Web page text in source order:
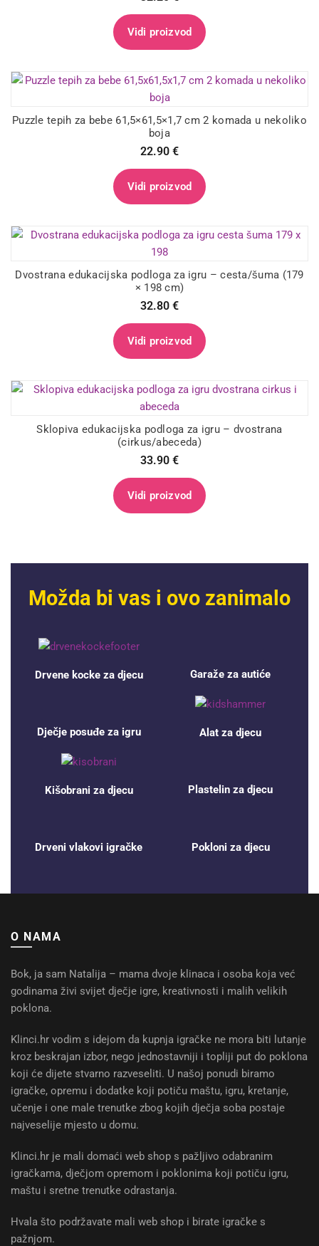
Vidi proizvod
Puzzle tepih za bebe 61,5×61,5×1,7 cm 2 komada u nekoliko
boja
22.90 €
Vidi proizvod
Dvostrana edukacijska podloga za igru – cesta/šuma (179
× 198 cm)
32.80 €
Vidi proizvod
Sklopiva edukacijska podloga za igru – dvostrana
(cirkus/abeceda)
33.90 €
Vidi proizvod
Možda bi vas i ovo zanimalo
Drvene kocke za djecu Garaže za autiće
Dječje posuđe za igru Alat za djecu
Kišobrani za djecu Plastelin za djecu
Drveni vlakovi igračke Pokloni za djecu
O NAMA
Bok, ja sam Natalija – mama dvoje klinaca i osoba koja već
godinama živi svijet dječje igre, kreativnosti i malih velikih
poklona.
Klinci.hr vodim s idejom da kupnja igračke ne mora biti lutanje
kroz beskrajan izbor, nego jednostavniji i topliji put do poklona
koji će dijete stvarno razveseliti. U našoj ponudi biramo
igračke, opremu i dodatke koji potiču maštu, igru, kretanje,
učenje i one male trenutke zbog kojih dječja soba postaje
najveselije mjesto u domu.
Klinci.hr je mali domaći web shop s pažljivo odabranim
igračkama, dječjom opremom i poklonima koji potiču igru,
maštu i sretne trenutke odrastanja.
Hvala što podržavate mali web shop i birate igračke s
pažnjom.